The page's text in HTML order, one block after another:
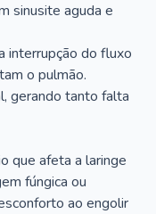
sinusite aguda e
interrupção do fluxo
o pulmão.
gerando tanto falta
que afeta a laringe
fúngica ou
ao engolir